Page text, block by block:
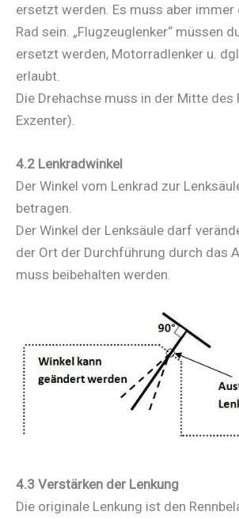
ersetzt werden. Es muss aber immer
Rad sein. „Flugzeuglenker“ müssen
ersetzt werden, Motorradlenker u.
erlaubt.
Die Drehachse muss in der Mitte des
Exzenter).
4.2 Lenkradwinkel
Der Winkel vom Lenkrad zur
betragen.
Der Winkel der Lenksäule darf
der Ort der Durchführung durch das
muss beibehalten werden.
4.3 Verstärken der Lenkung
Die originale Lenkung ist den